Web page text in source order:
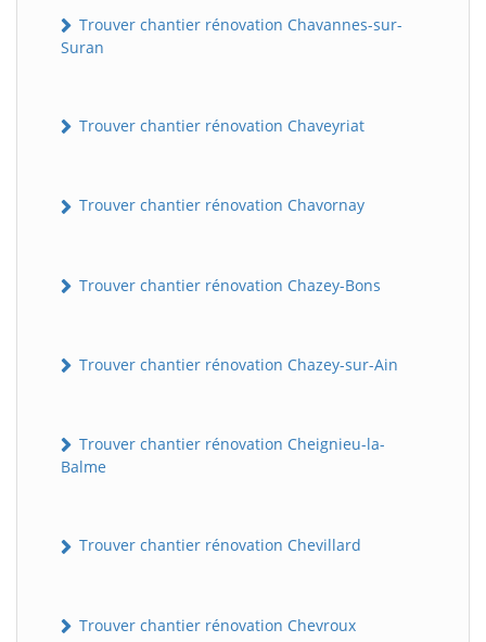
Trouver chantier rénovation Chavannes-sur-
Suran
Trouver chantier rénovation Chaveyriat
Trouver chantier rénovation Chavornay
Trouver chantier rénovation Chazey-Bons
Trouver chantier rénovation Chazey-sur-Ain
Trouver chantier rénovation Cheignieu-la-
Balme
Trouver chantier rénovation Chevillard
Trouver chantier rénovation Chevroux
Assistant en ligne
BatiWebPro